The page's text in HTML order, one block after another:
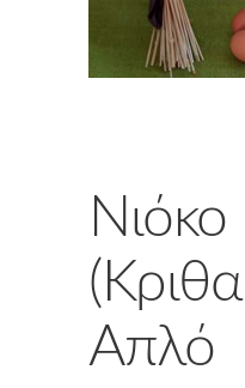
Νιόκο
Απλό